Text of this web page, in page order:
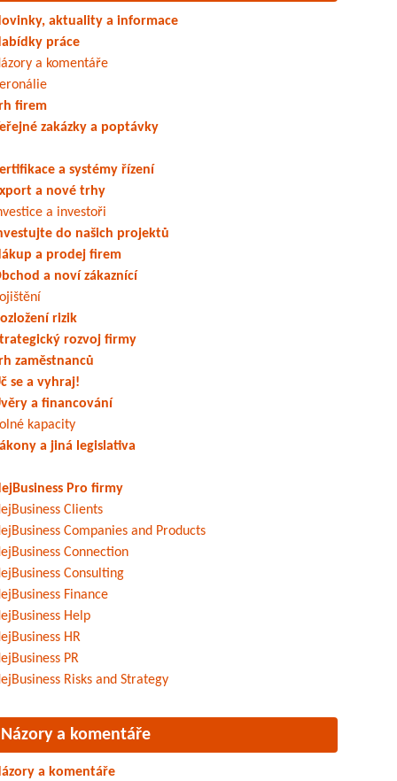
aktuality a informace
práce
a komentáře
firem
zakázky a poptávky
a systémy řízení
a nové trhy
a investoři
do našich projektů
a prodej firem
a noví zákaznící
rizik
rozvoj firmy
zaměstnanců
se a vyhraj!
a financování
kapacity
a jiná legislativa
Pro firmy
Clients
Companies and Products
Connection
Consulting
Finance
Help
HR
PR
Risks and Strategy
Názory a komentáře
a komentáře